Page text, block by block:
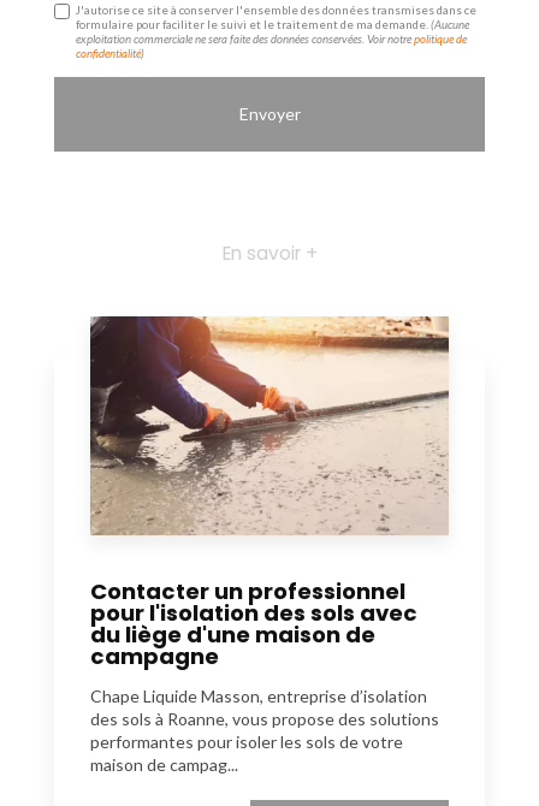
J'autorise ce site à conserver l'ensemble des données transmises dans ce
formulaire pour faciliter le suivi et le traitement de ma demande.(Aucune
exploitation commerciale ne sera faite des données conservées. Voir notrepolitique de
confidentialité)
En savoir +
Contacter un professionnel
pour l'isolation des sols avec
du liège d'une maison de
campagne
Chape Liquide Masson, entreprise d’isolation
des sols à Roanne, vous propose des solutions
performantes pour isoler les sols de votre
maison de campag...